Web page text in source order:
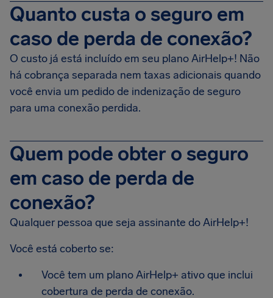
Quanto custa o seguro em
caso de perda de conexão?
O custo já está incluído em seu plano AirHelp+! Não
há cobrança separada nem taxas adicionais quando
você envia um pedido de indenização de seguro
para uma conexão perdida.
Quem pode obter o seguro
em caso de perda de
conexão?
Qualquer pessoa que seja assinante do AirHelp+!
Você está coberto se:
Você tem um plano AirHelp+ ativo que inclui
cobertura de perda de conexão.